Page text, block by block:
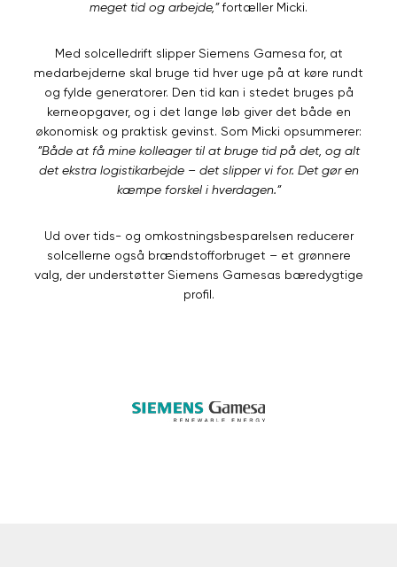
meget tid og arbejde,”fortæller Micki.
Med solcelledrift slipper Siemens Gamesa for, at
medarbejderne skal bruge tid hver uge på at køre rundt
og fylde generatorer. Den tid kan i stedet bruges på
kerneopgaver, og i det lange løb giver det både en
økonomisk og praktisk gevinst. Som Micki opsummerer:
”Både at få mine kolleager til at bruge tid på det, og alt
det ekstra logistikarbejde – det slipper vi for. Det gør en
kæmpe forskel i hverdagen.”
Ud over tids- og omkostningsbesparelsen reducerer
solcellerne også brændstofforbruget – et grønnere
valg, der understøtter Siemens Gamesas bæredygtige
profil.